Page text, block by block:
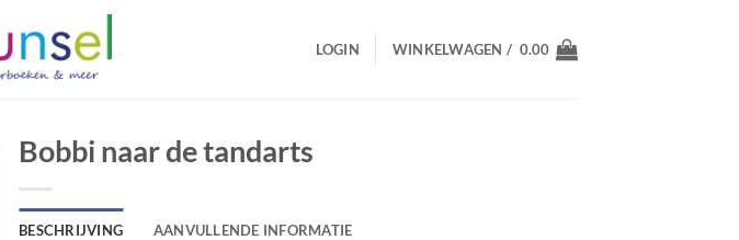
LOGIN WINKELWAGEN / 0.00
Bobbi naar de tandarts
BESCHRIJVING AANVULLENDE INFORMATIE